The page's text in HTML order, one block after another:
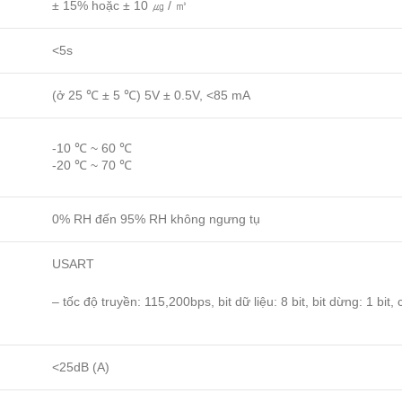
± 15% hoặc ± 10 ㎍ / ㎥
<5s
(ở 25 ℃ ± 5 ℃) 5V ± 0.5V, <85 mA
-10 ℃ ~ 60 ℃
-20 ℃ ~ 70 ℃
0% RH đến 95% RH không ngưng tụ
USART
– tốc độ truyền: 115,200bps, bit dữ liệu: 8 bit, bit dừng: 1 bit,
<25dB (A)